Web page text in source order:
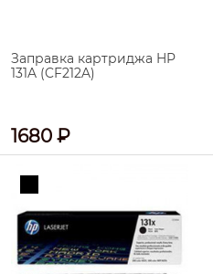
Заправка картриджа HP
131A (CF212A)
1680 ₽